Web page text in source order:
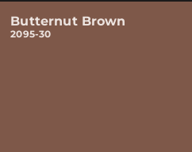
Butternut Brown
2095-30